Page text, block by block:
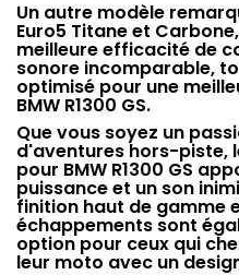
Un autre modèle
Euro5 Titane et
meilleure efficacité de
sonore incomparable,
optimisé pour une
BMW R1300 GS.
Que vous soyez un
d'aventures hors-piste,
pour BMW R1300 GS
puissance et un son
finition haut de gamme
échappements sont
option pour ceux qui
leur moto avec un